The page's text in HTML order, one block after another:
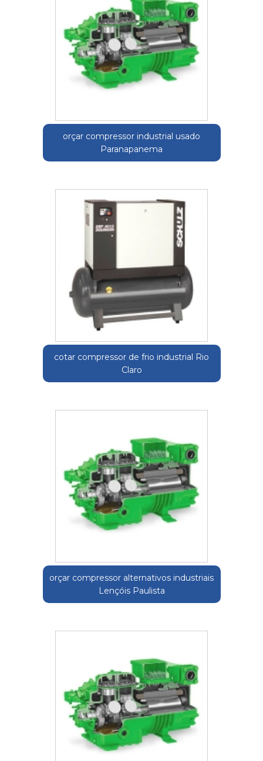
orçar compressor industrial usado
Paranapanema
cotar compressor de frio industrial Rio
Claro
orçar compressor alternativos industriais
Lençóis Paulista